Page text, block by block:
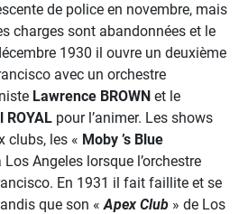
de police en novembre, mais
charges sont abandonnées et le
1930 il ouvre un deuxième
avec un orchestre
Lawrence BROWN et le
ROYAL pour l’animer. Les shows
clubs, les « Moby ’s Blue
Angeles lorsque l’orchestre
En 1931 il fait faillite et se
que son «Apex Club » de Los